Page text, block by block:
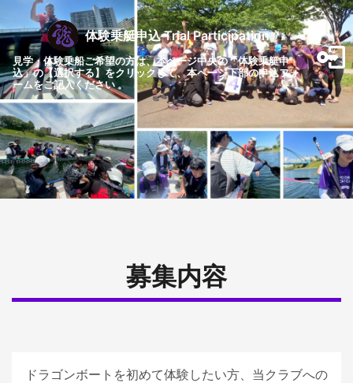
体験乗艇申込 Trial Participation
見学・体験乗船ご希望の方は、本ページ中央の「体験乗艇申
込」の【選択する】をクリックして、本ページ下部の申込フォ
ームをご記入ください 。
募集内容
ドラゴンボートを初めて体験したい方、当クラブへの